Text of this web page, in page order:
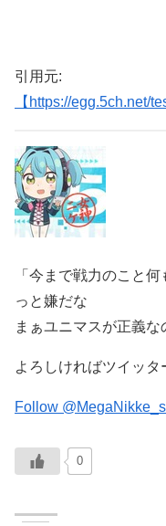
引用元:
【https://egg.5ch.net/
「今まで戦力のこと
っと嫌だな
まぁユニマスが正義な
よろしければツイッタ
Follow
0